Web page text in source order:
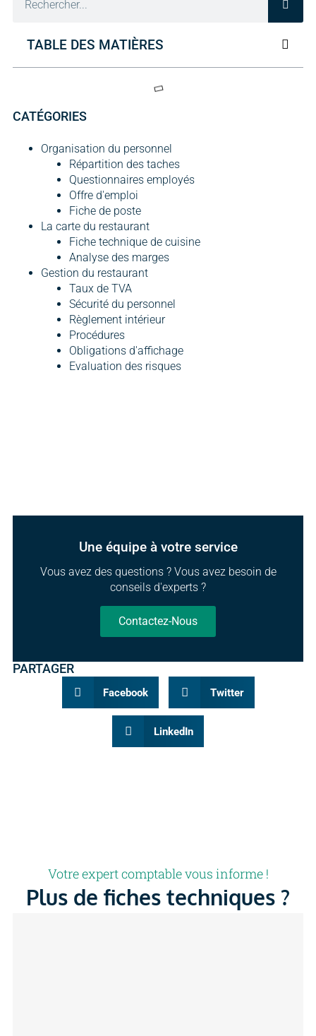
TABLE DES MATIÈRES
CATÉGORIES
Organisation du personnel
Répartition des taches
Questionnaires employés
Offre d'emploi
Fiche de poste
La carte du restaurant
Fiche technique de cuisine
Analyse des marges
Gestion du restaurant
Taux de TVA
Sécurité du personnel
Règlement intérieur
Procédures
Obligations d'affichage
Evaluation des risques
Une équipe à votre service
Vous avez des questions ? Vous avez besoin de
conseils d'experts ?
Contactez-Nous
PARTAGER
Facebook Twitter
LinkedIn
Votre expert comptable vous informe !
Plus de fiches techniques ?